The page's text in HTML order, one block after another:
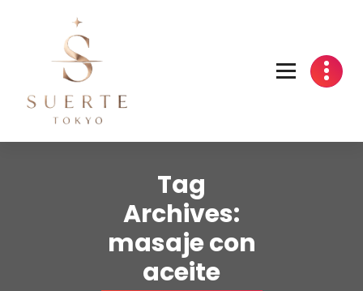
Tag
Archives:
masaje con
aceite